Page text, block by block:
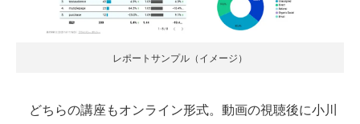
レポートサンプル（イメージ）
どちらの講座もオンライン形式。動画の視聴後に小川